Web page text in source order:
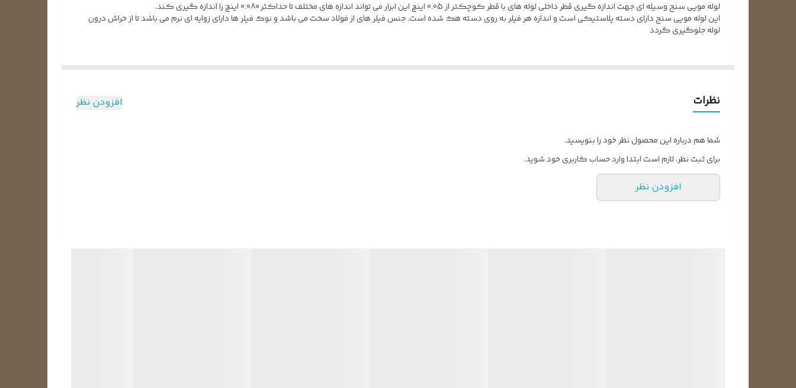
لوله مویی سنج وسیله ای جهت اندازه گیری قطر داخلی لوله های با قطر کوچکتر از 0.05 اینچ این ابزار می تواند اندازه های مختلف تا حداکثر 0.080 اینچ را اندازه گیری کند.
این لوله مویی سنج دارای دسته پلاستیکی است و اندازه هر فیلر به روی دسته هک شده است. جنس فیلر های از فولاد سخت می باشد و نوک فیلر ها دارای زوایه ای نرم می باشد تا از خراش درون
لوله جلوگیری گردد
نظرات افزودن نظر
شما هم درباره این محصول نظر خود را بنویسید.
برای ثبت نظر، لازم است ابتدا وارد حساب کاربری خود شوید.
افزودن نظر